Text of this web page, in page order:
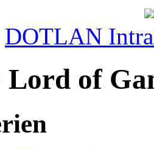
DOTLAN
Lord of